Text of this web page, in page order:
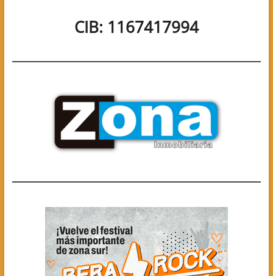
CIB: 1167417994